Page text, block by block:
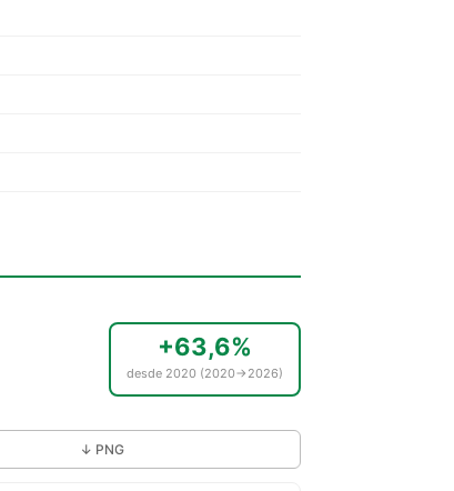
+63,6%
desde 2020 (2020→2026)
↓ PNG